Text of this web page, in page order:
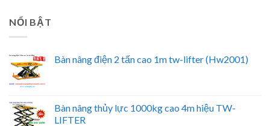
NỔI BẬT
Bàn nâng điện 2 tấn cao 1m tw-lifter (Hw2001)
Bàn nâng thủy lực 1000kg cao 4m hiệu TW-
LIFTER